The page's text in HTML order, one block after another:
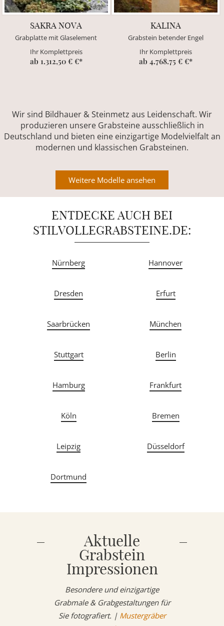
SAKRA NOVA
Grabplatte mit Glaselement
Ihr Komplettpreis
ab 1.312,50 € €*
KALINA
Grabstein betender Engel
Ihr Komplettpreis
ab 4.768.75 € €*
Wir sind Bildhauer & Steinmetz aus Leidenschaft. Wir
produzieren unsere Grabsteine ausschließlich in
Deutschland und bieten eine einzigartige Modelvielfalt an
modernen und klassischen Grabsteinen.
Weitere Modelle ansehen
ENTDECKE AUCH BEI
STILVOLLEGRABSTEINE.DE:
Nürnberg Hannover
Dresden Erfurt
Saarbrücken München
Stuttgart Berlin
Hamburg Frankfurt
Köln Bremen
Leipzig Düsseldorf
Dortmund
Aktuelle
Grabstein
Impressionen
Besondere und einzigartige
Grabmale & Grabgestaltungen für
Sie fotografiert. | Mustergräber